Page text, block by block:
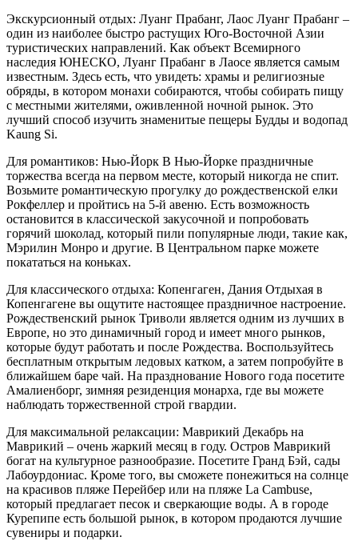
Экскурсионный отдых: Луанг Прабанг, Лаос Луанг Прабанг –
один из наиболее быстро растущих Юго-Восточной Азии
туристических направлений. Как объект Всемирного
наследия ЮНЕСКО, Луанг Прабанг в Лаосе является самым
известным. Здесь есть, что увидеть: храмы и религиозные
обряды, в котором монахи собираются, чтобы собирать пищу
с местными жителями, оживленной ночной рынок. Это
лучший способ изучить знаменитые пещеры Будды и водопад
Kaung Si.
Для романтиков: Нью-Йорк В Нью-Йорке праздничные
торжества всегда на первом месте, который никогда не спит.
Возьмите романтическую прогулку до рождественской елки
Рокфеллер и пройтись на 5-й авеню. Есть возможность
остановится в классической закусочной и попробовать
горячий шоколад, который пили популярные люди, такие как,
Мэрилин Монро и другие. В Центральном парке можете
покататься на коньках.
Для классического отдыха: Копенгаген, Дания Отдыхая в
Копенгагене вы ощутите настоящее праздничное настроение.
Рождественский рынок Триволи является одним из лучших в
Европе, но это динамичный город и имеет много рынков,
которые будут работать и после Рождества. Воспользуйтесь
бесплатным открытым ледовых катком, а затем попробуйте в
ближайшем баре чай. На празднование Нового года посетите
Амалиенборг, зимняя резиденция монарха, где вы можете
наблюдать торжественной строй гвардии.
Для максимальной релаксации: Маврикий Декабрь на
Маврикий – очень жаркий месяц в году. Остров Маврикий
богат на культурное разнообразие. Посетите Гранд Бэй, сады
Лабоурдониас. Кроме того, вы сможете понежиться на солнце
на красивов пляже Перейбер или на пляже La Cambuse,
который предлагает песок и сверкающие воды. А в городе
Курепипе есть большой рынок, в котором продаются лучшие
сувениры и подарки.